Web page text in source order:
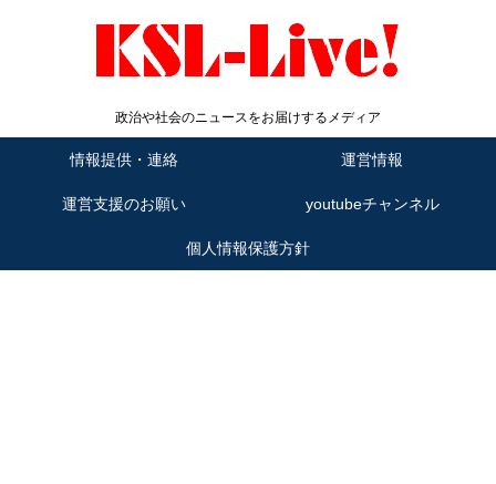
政治や社会のニュースをお届けするメディア
情報提供・連絡 運営情報
運営支援のお願い youtubeチャンネル
個人情報保護方針